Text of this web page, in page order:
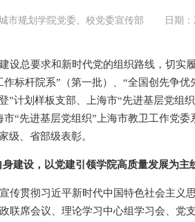
市规划学院党委、校党委宣传部 日期：
设总要求和新时代党的组织路线，切实
标杆院系”（第一批）、“全国创先争
”计划样板支部、上海市“先进基层党组
“先进基层党组织”上海市教卫工作党
级、省部级表彰。
身建设，以党建引领学院高质量发展为主
传贯彻习近平新时代中国特色社会主义
联席会议、理论学习中心组学习会、党